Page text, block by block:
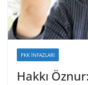
PKK İNFAZLARI
Hakkı